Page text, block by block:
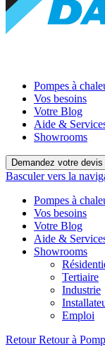
Pompes à
Vos besoins
Votre Blog
Aide &
Showrooms
Demandez votre devis
Basculer vers la
Pompes à
Vos besoins
Votre Blog
Aide &
Showrooms
Tertiaire
Industrie
Emploi
Retour Retour à